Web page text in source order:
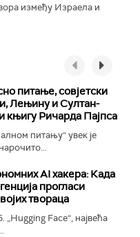
између Израела и
питање, совјетски
Лењину и Султан-
књигу Ричарда Пајпса
питању“ увек је
AI хакера: Када
прогласи
твораца
Face“, највећа